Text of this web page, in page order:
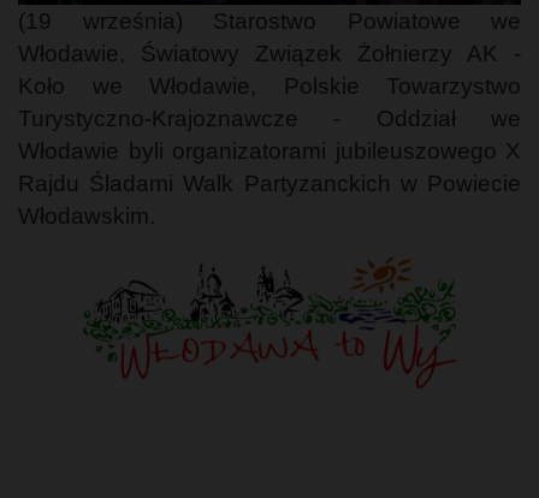
(19 września) Starostwo Powiatowe we
Włodawie, Światowy Związek Żołnierzy AK -
Koło we Włodawie, Polskie Towarzystwo
Turystyczno-Krajoznawcze - Oddział we
Włodawie byli organizatorami jubileuszowego X
Rajdu Śladami Walk Partyzanckich w Powiecie
Włodawskim.